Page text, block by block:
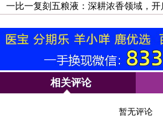
一比一复刻五粮液：深耕浓香领域，
篇章
相关评论
暂无评论